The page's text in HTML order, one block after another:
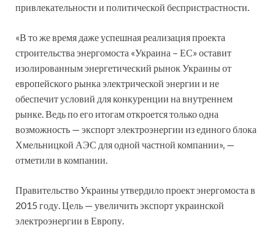
привлекательности и политической беспристрастности.
«В то же время даже успешная реализация проекта
строительства энергомоста «Украина – ЕС» оставит
изолированным энергетический рынок Украины от
европейского рынка электрической энергии и не
обеспечит условий для конкуренции на внутреннем
рынке. Ведь по его итогам откроется только одна
возможность — экспорт электроэнергии из единого блока
Хмельницкой АЭС для одной частной компании», —
отметили в компании.
Правительство Украины утвердило проект энергомоста в
2015 году. Цель — увеличить экспорт украинской
электроэнергии в Европу.